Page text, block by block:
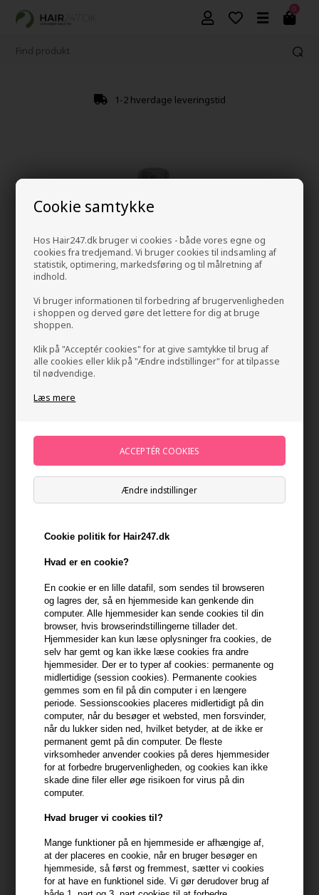
Cookie samtykke
Hos Hair247.dk bruger vi cookies - både vores egne og
cookies fra tredjemand. Vi bruger cookies til indsamling af
statistik, optimering, markedsføring og til målretning af
indhold.
Vi bruger informationen til forbedring af brugervenligheden
i shoppen og derved gøre det lettere for dig at bruge
shoppen.
Klik på "Acceptér cookies" for at give samtykke til brug af
alle cookies eller klik på "Ændre indstillinger" for at tilpasse
til nødvendige.
Læs mere
Ændre indstillinger
Cookie politik for Hair247.dk
Hvad er en cookie?
En cookie er en lille datafil, som sendes til browseren
og lagres der, så en hjemmeside kan genkende din
computer. Alle hjemmesider kan sende cookies til din
browser, hvis browserindstillingerne tillader det.
Hjemmesider kan kun læse oplysninger fra cookies, de
selv har gemt og kan ikke læse cookies fra andre
hjemmesider. Der er to typer af cookies: permanente og
midlertidige (session cookies). Permanente cookies
gemmes som en fil på din computer i en længere
periode. Sessionscookies placeres midlertidigt på din
computer, når du besøger et websted, men forsvinder,
når du lukker siden ned, hvilket betyder, at de ikke er
permanent gemt på din computer. De fleste
virksomheder anvender cookies på deres hjemmesider
for at forbedre brugervenligheden, og cookies kan ikke
skade dine filer eller øge risikoen for virus på din
computer.
Hvad bruger vi cookies til?
Mange funktioner på en hjemmeside er afhængige af,
at der placeres en cookie, når en bruger besøger en
hjemmeside, så først og fremmest, sætter vi cookies
for at have en funktionel side. Vi gør derudover brug af
0
1-2 hverdage leveringstid
Affinage Mode Revive-Me Dry Shampoo 300 ml
Mærker»ASP Mode Brand:Affinage Mode
88,00DKK
Stykpris ved 3 stk. 78,00 DKK
+
På lager- Leveringstid 1-2 dage
Du får 4 DKK til dit næste køb når du køber denne vare -
min konto
399,10 DKK FRA GRATIS FRAGT 399.1 DKK
Beskrivelse Anmeldelser
Affinage Mode Revive-Me Dry Shampoo Instant Hair Refresher &
Affinage Mode Revive-Me Dry Shampoo egenskaber
- genopfrisker håret mellem hårvaske
- absorberer olier i håret
- efterlader håret blødt og naturligt